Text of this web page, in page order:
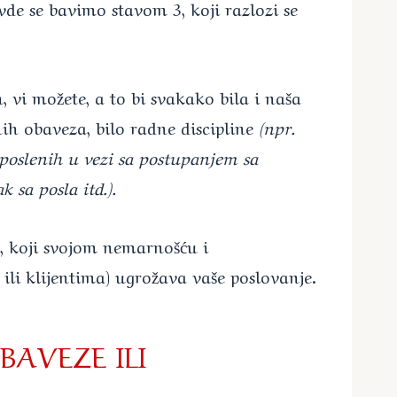
se bavimo stavom 3, koji razlozi se
vi možete, a to bi svakako bila i naša
obaveza, bilo radne discipline (npr.
u vezi sa postupanjem sa
sa posla itd.).
koji svojom nemarnošću i
klijentima) ugrožava vaše poslovanje.
ILI